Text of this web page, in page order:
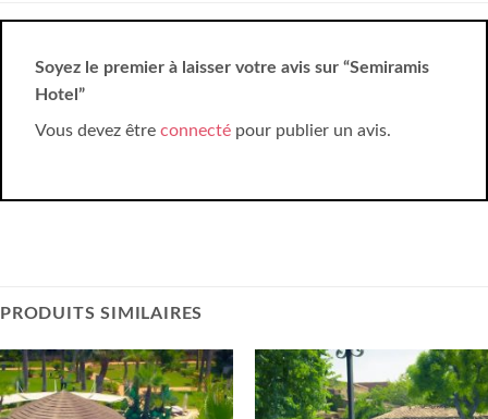
Soyez le premier à laisser votre avis sur “Semiramis
Hotel”
Vous devez être connecté pour publier un avis.
PRODUITS SIMILAIRES